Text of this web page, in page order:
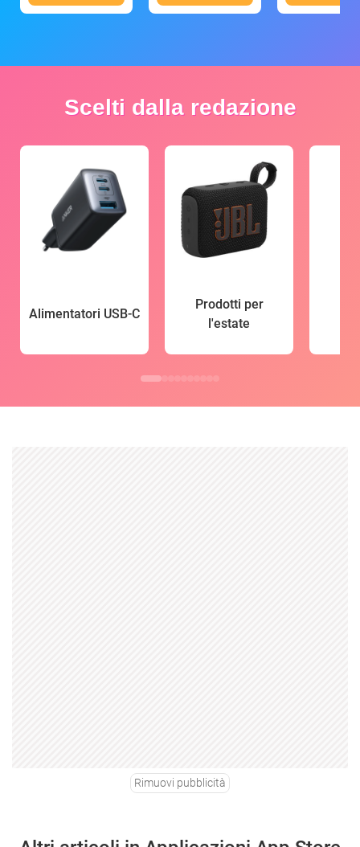
Scelti dalla redazione
Alimentatori USB-C
Prodotti per
l'estate
Rimuovi pubblicità